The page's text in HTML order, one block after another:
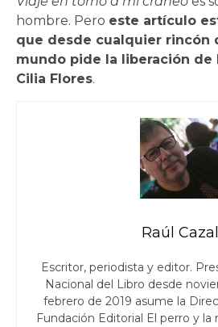
hombre. Pero este artículo
que desde cualquier rincón
mundo pide la liberación de
Cilia Flores.
Raúl Cazal
Escritor, periodista y editor.
Nacional del Libro desde
febrero de 2019 asume la
Fundación Editorial El perro y la